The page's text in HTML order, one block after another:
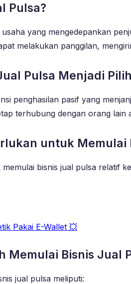
Pulsa?
yang mengedepankan
melakukan panggilan,
Pulsa Menjadi
penghasilan pasif yang
terhubung dengan orang lain
untuk Memulai
bisnis jual pulsa relatif
Pakai E-Wallet 💥
Memulai Bisnis Jual
jual pulsa meliputi: